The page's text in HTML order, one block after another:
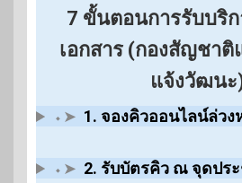
7 ขั้นตอนการรับบริ
เอกสาร (กองสัญชา
แจ้งวัฒนะ
⬩➤ 1. จองคิวออนไลน์ล่วง
⬩➤ 2. รับบัตรคิว ณ จุดปร